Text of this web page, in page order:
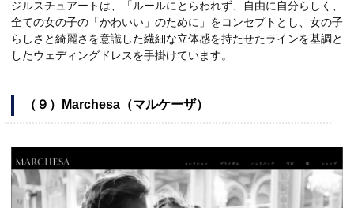
ジルスチュアートは、「ルールにとらわれず、自由に自分らしく、
全ての女の子の「かわいい」のために」をコンセプトとし、女の子
らしさと綺麗さを意識した繊細な立体感を持たせたラインを基調と
したウェディングドレスを手掛けています。
（９）Marchesa（マルケーザ）